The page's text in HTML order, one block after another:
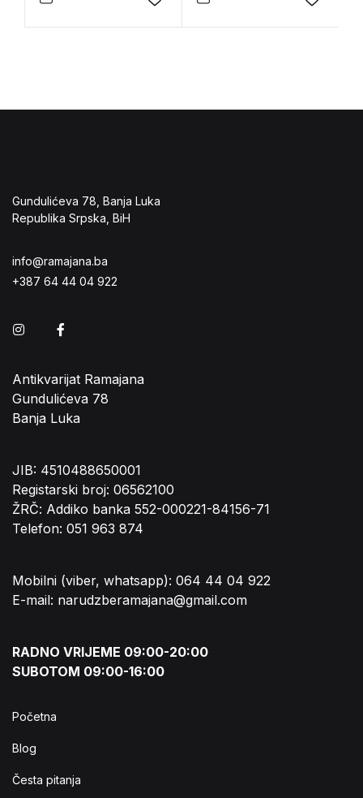
Add to wishlist Add to
Gundulićeva 78, Banja Luka
Republika Srpska, BiH
info@ramajana.ba
+387 64 44 04 922
Instagram
Antikvarijat Ramajana
Gundulićeva 78
Banja Luka
JIB: 4510488650001
Registarski broj: 06562100
ŽRČ: Addiko banka 552-000221-84156-71
Telefon: 051 963 874
Mobilni (viber, whatsapp): 064 44 04 922
E-mail: narudzberamajana@gmail.com
RADNO VRIJEME 09:00-20:00
SUBOTOM 09:00-16:00
Početna
Blog
Česta pitanja